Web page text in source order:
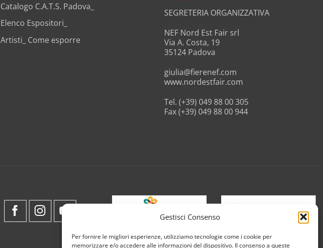
Gestisci Consenso
Per fornire le migliori esperienze, utilizziamo tecnologie come i cookie per
memorizzare e/o accedere alle informazioni del dispositivo. Il consenso a queste
Catalogo C.A.T.S. Padova_
Elenco Espositori_
Artisti_ Come esporre
SEGRETERIA ORGANIZZATIVA
NEF Nord Est Fair srl
Via A. Costa, 19
35124 Padova
giulia@fierenef.com
www.nordestfair.com
Tel. (+39) 049 88 00 305
Fax (+39) 049 88 00 944